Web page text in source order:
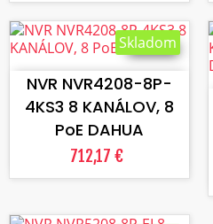
VLOŽIŤ DO KOŠÍKA
NVR NVR4208-8P-
4KS3 8 KANÁLOV, 8
PoE DAHUA
712,17 €
Skladom